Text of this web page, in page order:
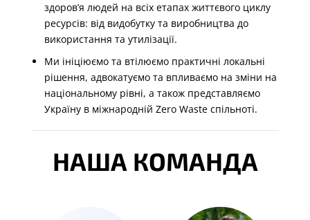
здоров’я людей на всіх етапах життєвого циклу
ресурсів: від видобутку та виробництва до
використання та утилізації.
Ми ініціюємо та втілюємо практичні локальні
рішення, адвокатуємо та впливаємо на зміни на
національному рівні, а також представляємо
Україну в міжнародній Zero Waste спільноті.
НАША КОМАНДА